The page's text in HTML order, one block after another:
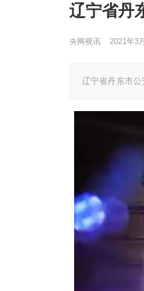
辽宁省丹
央网视讯 2021年3
辽宁省丹东市